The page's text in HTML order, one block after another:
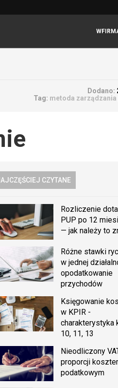
Dodano:
Tag: metoda
CZYTANE
Rozliczenie
PUP po 12
— jak należy to
Różne stawki
w jednej
opodatkowanie
przychodów
Księgowanie
w KPIR -
charakterystyka
10, 11, 13
Nieodliczony
proporcji
podatkowym